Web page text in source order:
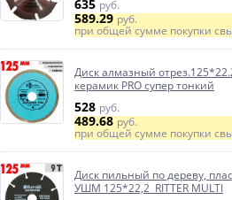
635 руб.
589.29руб.
при общей сумме покупки
Диск алмазный
керамик PRO супер тонкий
528 руб.
489.68руб.
при общей сумме покупки
Диск пильный по дереву,
УШМ 125*22,2 RITTER MULTI